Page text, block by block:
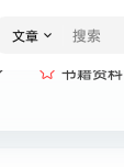
文章
书籍资料